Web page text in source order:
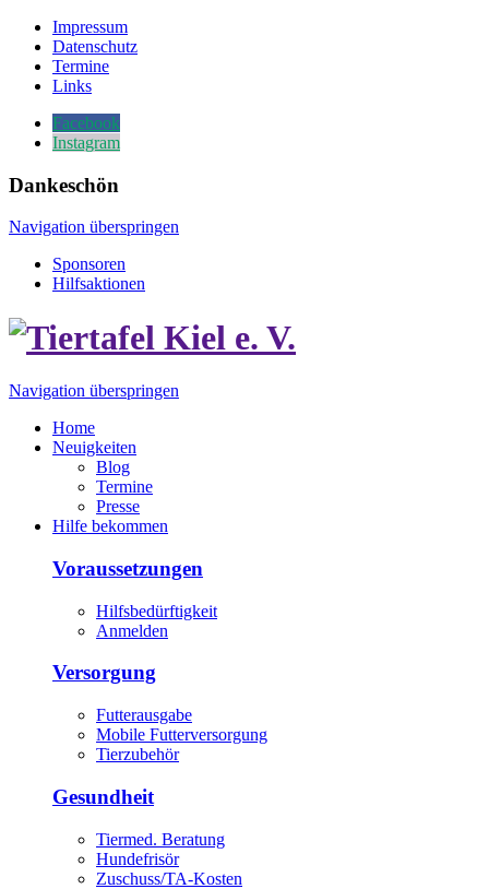
Impressum
Datenschutz
Termine
Links
Facebook
Instagram
Dankeschön
Navigation überspringen
Sponsoren
Hilfsaktionen
Navigation überspringen
Home
Neuigkeiten
Blog
Termine
Presse
Hilfe bekommen
Voraussetzungen
Hilfsbedürftigkeit
Anmelden
Versorgung
Futterausgabe
Mobile Futterversorgung
Tierzubehör
Gesundheit
Tiermed. Beratung
Hundefrisör
Zuschuss/TA-Kosten